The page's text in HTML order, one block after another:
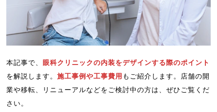
本記事で、 眼科クリニックの内装をデザインする際のポイント
を解説します。施工事例や工事費用 もご紹介します。店舗の開
業や移転、リニューアルなどをご検討中の方は、ぜひご覧くだ
さい。